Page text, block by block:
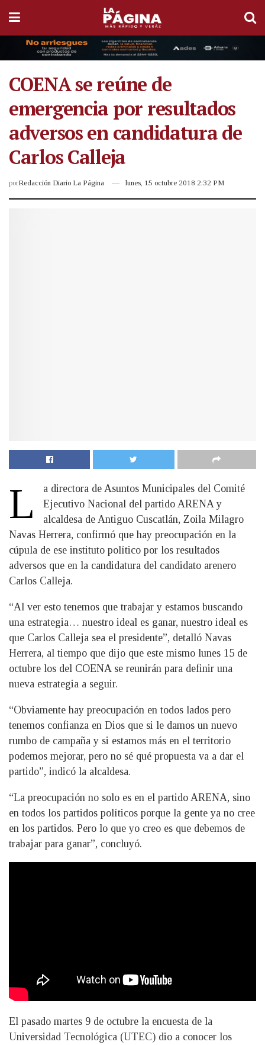
COENA se reúne de
emergencia por resultados
adversos en candidatura de
Carlos Calleja
porRedacción Diario La Página lunes, 15 octubre 2018 2:32 PM
L
a directora de Asuntos Municipales del Comité
Ejecutivo Nacional del partido ARENA y
alcaldesa de Antiguo Cuscatlán, Zoila Milagro
Navas Herrera, confirmó que hay preocupación en la
cúpula de ese instituto político por los resultados
adversos que en la candidatura del candidato arenero
Carlos Calleja.
“Al ver esto tenemos que trabajar y estamos buscando
una estrategia… nuestro ideal es ganar, nuestro ideal es
que Carlos Calleja sea el presidente”, detalló Navas
Herrera, al tiempo que dijo que este mismo lunes 15 de
octubre los del COENA se reunirán para definir una
nueva estrategia a seguir.
“Obviamente hay preocupación en todos lados pero
tenemos confianza en Dios que si le damos un nuevo
rumbo de campaña y si estamos más en el territorio
podemos mejorar, pero no sé qué propuesta va a dar el
partido”, indicó la alcaldesa.
“La preocupación no solo es en el partido ARENA, sino
en todos los partidos políticos porque la gente ya no cree
en los partidos. Pero lo que yo creo es que debemos de
trabajar para ganar”, concluyó.
El pasado martes 9 de octubre la encuesta de la
Universidad Tecnológica (UTEC) dio a conocer los